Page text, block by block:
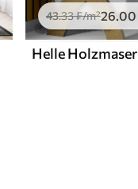
43.33₣/m²26.00